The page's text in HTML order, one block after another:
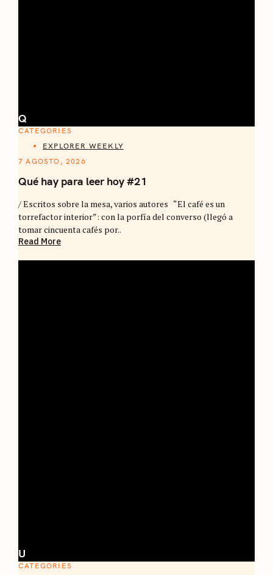
Q
CATEGORIES
EXPLORER WEEKLY
7 AGOSTO, 2026
Qué hay para leer hoy #21
/ Escritos sobre la mesa, varios autores “El café es un
torrefactor interior”: con la porfía del converso (llegó a
tomar cincuenta cafés por..
Read More
U
CATEGORIES